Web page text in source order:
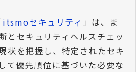
itsmoセキュリティ 」は、ま
とセキュリティヘルスチェッ
状を把握し、特定されたセキ
て優先順位に基づいた必要な